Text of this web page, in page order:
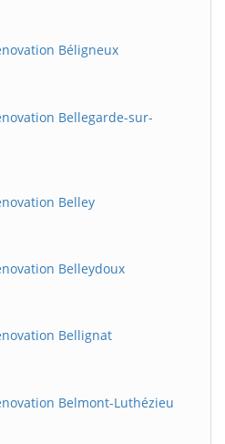
Béligneux
Bellegarde-sur-
Belley
Belleydoux
Bellignat
Belmont-Luthézieu